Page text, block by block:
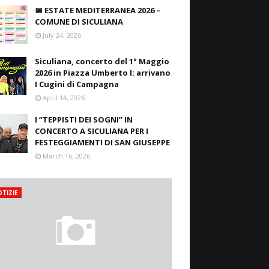
📅 ESTATE MEDITERRANEA 2026 –
COMUNE DI SICULIANA
July 24, 2026
Siculiana, concerto del 1° Maggio
2026 in Piazza Umberto I: arrivano
I Cugini di Campagna
April 14, 2026
I “TEPPISTI DEI SOGNI” IN
CONCERTO A SICULIANA PER I
FESTEGGIAMENTI DI SAN GIUSEPPE
March 16, 2026